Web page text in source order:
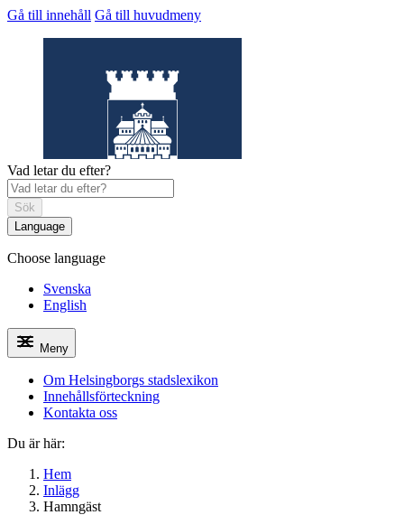
Gå till innehåll Gå till huvudmeny
Helsingborgs stadslexikon
Vad letar du efter?
Sök
Language
Choose language
Svenska
English
Meny
Om Helsingborgs stadslexikon
Innehållsförteckning
Kontakta oss
Du är här:
Hem
Inlägg
Hamngäst